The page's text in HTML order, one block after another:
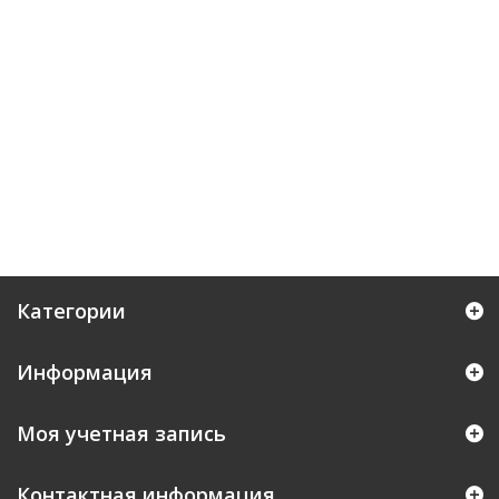
Категории
Информация
Моя учетная запись